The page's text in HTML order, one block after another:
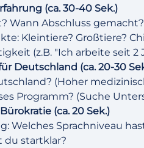
(ca. 30-40 Sek.)
Wann Abschluss gemacht?
Kleintiere? Großtiere?
(z.B. "Ich arbeite seit 2
Deutschland (ca. 20-30
(Hoher
Programm? (Suche
(ca. 20 Sek.)
Welches Sprachniveau
du startklar?